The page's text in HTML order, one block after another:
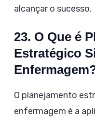
alcançar o sucesso.
23. O Que é
Estratégico
O planejamento
enfermagem é a